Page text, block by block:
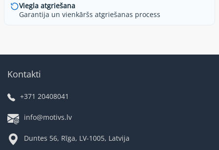
Viegla atgriešana
Garantija un vienkāršs atgriešanas process
Kontakti
+371 20408041
info@motivs.lv
Duntes 56, Rīga, LV-1005, Latvija